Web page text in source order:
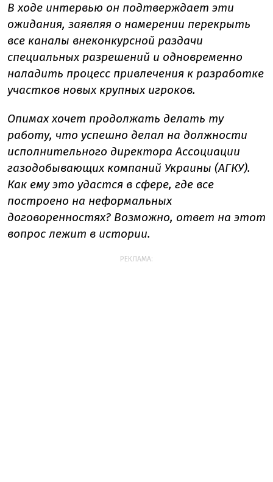
В ходе интервью он подтверждает эти
ожидания, заявляя о намерении перекрыть
все каналы внеконкурсной раздачи
специальных разрешений и одновременно
наладить процесс привлечения к разработке
участков новых крупных игроков.
Опимах хочет продолжать делать ту
работу, что успешно делал на должности
исполнительного директора Ассоциации
газодобывающих компаний Украины (АГКУ).
Как ему это удастся в сфере, где все
построено на неформальных
договоренностях? Возможно, ответ на этот
вопрос лежит в истории.
РЕКЛАМА: